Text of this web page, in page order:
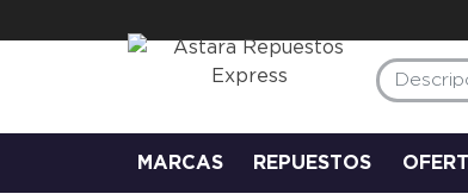
MARCAS REPUESTOS